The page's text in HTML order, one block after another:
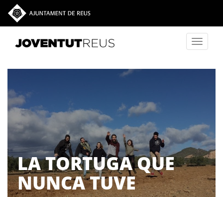
Vés al contingut
Toggle
LA TORTUGA QUE
NUNCA TUVE